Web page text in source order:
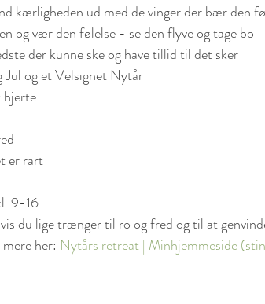
kærligheden ud med de vinger der bær den
og vær den følelse - se den flyve og tage bo
der kunne ske og have tillid til det sker
Jul og et Velsignet Nytår
hjerte
er rart
9-16
du lige trænger til ro og fred og til at
her: Nytårs retreat | Minhjemmeside (